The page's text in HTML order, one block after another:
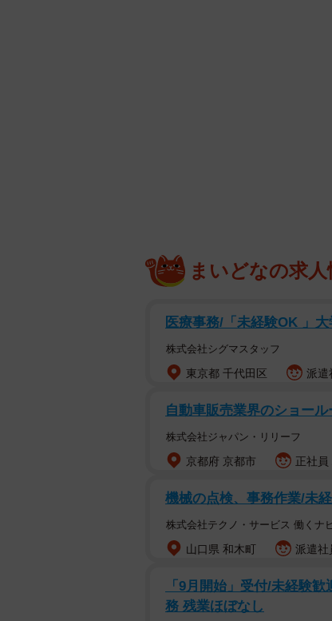
◆感情的にならず冷静に行動す
るリスクを招きかねません。
認することが大切です。冷静
くなります。
◆離婚を視野に入れるかどうか
不倫が発覚した際に、即座に
あります。安易に結論を急が
することが大切です。
不倫の慰謝料請求や離婚裁判
まいどなの求人
医療事務/「未経験OK 」
株式会社シグマスタッフ
東京都 千代田区 派遣
自動車販売業界のショール
株式会社ジャパン・リリーフ
京都府 京都市 正社員
機械の点検、事務作業/未
株式会社テクノ・サービス 働くナ
山口県 和木町 派遣社
「9月開始」受付/未経験
務 残業ほぼなし